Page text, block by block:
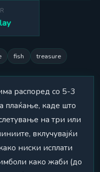
fish treasure
распоред со 5-3
плаќање, каде што
на три или
вклучувајќи
ниски исплати
како жаби (до